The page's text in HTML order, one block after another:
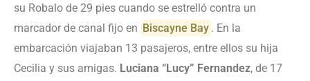
su Robalo de 29 pies cuando se estrelló contra un
marcador de canal fijo en Biscayne Bay . En la
embarcación viajaban 13 pasajeros, entre ellos su hija
Cecilia y sus amigas. Luciana “Lucy” Fernandez, de 17